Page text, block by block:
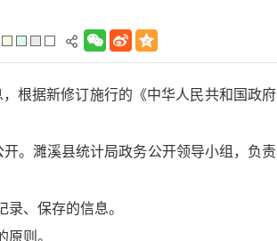
根据新修订施行的《中华人民共和国政府
。濉溪县统计局政务公开领导小组，负责
、保存的信息。
则。